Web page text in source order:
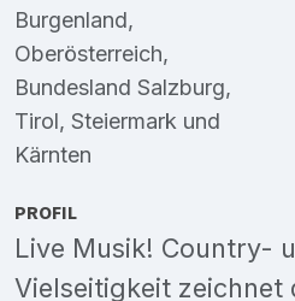
Burgenland,
Oberösterreich,
Bundesland Salzburg,
Tirol, Steiermark und
Kärnten
PROFIL
Live Musik! Country-
Vielseitigkeit zeichnet